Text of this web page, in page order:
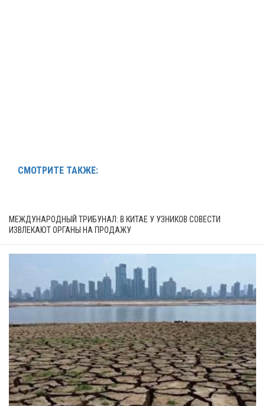
СМОТРИТЕ ТАКЖЕ:
МЕЖДУНАРОДНЫЙ ТРИБУНАЛ: В КИТАЕ У УЗНИКОВ СОВЕСТИ
ИЗВЛЕКАЮТ ОРГАНЫ НА ПРОДАЖУ